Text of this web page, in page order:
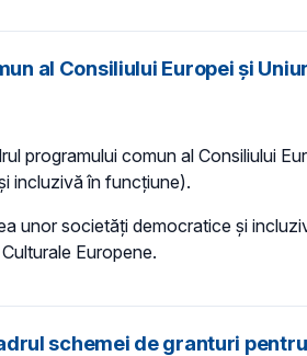
al Consiliului Europei și
programului comun al Consiliului
incluzivă în funcțiune).
unor societăți democratice și
Europene.
schemei de granturi